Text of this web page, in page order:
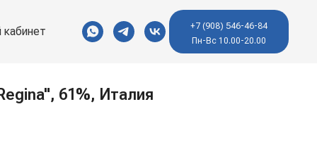
+7 (908) 546-46-84
Пн-Вс 10.00-20.00
61%, Италия